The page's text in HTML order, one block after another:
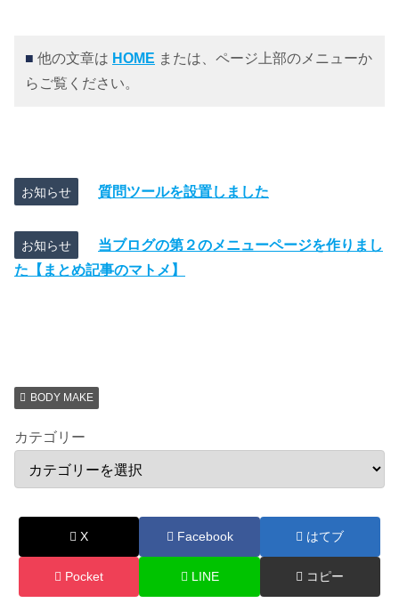
■ 他の文章は HOME または、ページ上部のメニューか
らご覧ください。
お知らせ 質問ツールを設置しました
お知らせ
当ブログの第２のメニューページを作りまし
た【まとめ記事のマトメ】
BODY MAKE
カテゴリー
X Facebook はてブ
Pocket LINE コピー